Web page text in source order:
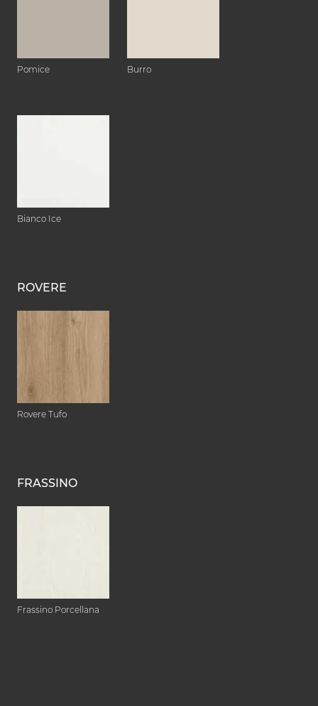
Pomice Burro
Bianco Ice
ROVERE
Rovere Tufo
FRASSINO
Frassino Porcellana